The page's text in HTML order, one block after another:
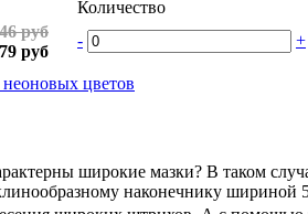
Количество
руб
руб
- +
цветов
широкие мазки? В таком
наконечнику шириной